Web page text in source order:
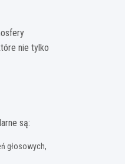
nie tylko
są:
głosowych,